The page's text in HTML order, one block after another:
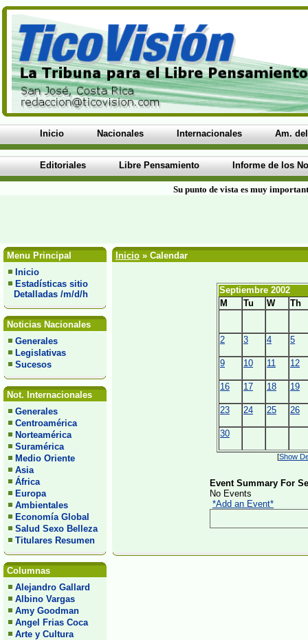
Inicio Nacionales Internacionales Am.
Editoriales Libre Pensamiento Informe de los
Su punto de vista es muy
Menu Principal
Inicio
Estadísticas sitio
Detalladas /m/d/h
Noticias Nacionales
Generales
Legislativas
Sucesos
Not. Internacionales
Generales
Centroamérica
Norteamérica
Suramérica
Medio Oriente
Asia
África
Europa
Ambientales
Economía Global
Salud Sexo Belleza
Titulares Resumen
Columnas
Alejandro Gallard
Albino Vargas
Amy Goodman
Angel Frias Coca
Arte y Cultura
Inicio » Calendar
Septiembre 2002
M
Tu W Th
2 3 4 5
9 10 11 12
16 17 18 19
23 24 25 26
30
[Show
Event Summary For
No Events
*Add an Event*